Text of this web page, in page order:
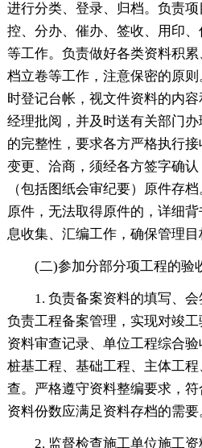
进行分类、登录、归档。负责
控、分办、催办、签收、用印
等工作。负责做好各类资料积
档立卷等工作，注意保密的原
时登记台帐，视文件资料的内
经理批阅，并及时送有关部门
的完整性，要求各方严格执行
变更、洽商，须经各方签字确
（包括图纸会审纪要）原件存
原件，无法取得原件的，详细
息收集、汇编工作，确保管理目
(二)参加分部分项工程的验
1. 负责备案资料的填写、
负责工程备案管理，实现对竣
资料审查记录、单位工程综合
桩基工程、基础工程、主体工
查。严格遵守资料整编要求，符
资料份数应满足资料存档的需要
2. 监督检查施工单位施工